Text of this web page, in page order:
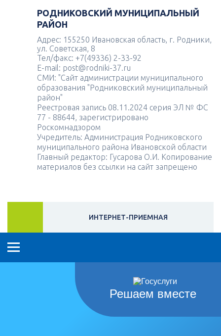
РОДНИКОВСКИЙ МУНИЦИПАЛЬНЫЙ
РАЙОН
Адрес: 155250 Ивановская область, г. Родники,
ул. Советская, 8
Тел/факс: +7(49336) 2-33-92
E-mail: post@rodniki-37.ru
СМИ: "Сайт администрации муниципального
образования "Родниковский муниципальный
район"
Реестровая запись 08.11.2024 серия ЭЛ № ФС
77 - 88644, зарегистрировано
Роскомнадзором
Учредитель: Администрация Родниковского
муниципального района Ивановской области
Главный редактор: Гусарова О.И. Копирование
материалов без ссылки на сайт запрещено
ИНТЕРНЕТ-ПРИЕМНАЯ
Решаем вместе